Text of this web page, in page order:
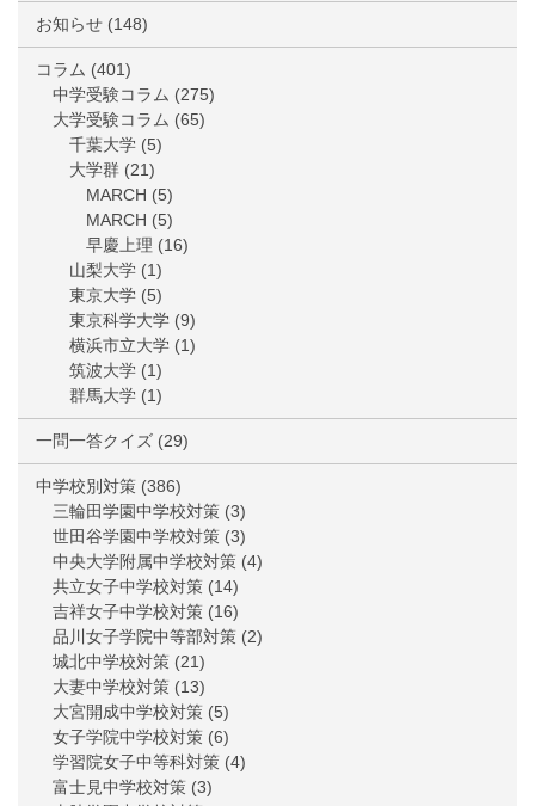
お知らせ (148)
コラム (401)
中学受験コラム (275)
大学受験コラム (65)
千葉大学 (5)
大学群 (21)
MARCH (5)
MARCH (5)
早慶上理 (16)
山梨大学 (1)
東京大学 (5)
東京科学大学 (9)
横浜市立大学 (1)
筑波大学 (1)
群馬大学 (1)
一問一答クイズ (29)
中学校別対策 (386)
三輪田学園中学校対策 (3)
世田谷学園中学校対策 (3)
中央大学附属中学校対策 (4)
共立女子中学校対策 (14)
吉祥女子中学校対策 (16)
品川女子学院中等部対策 (2)
城北中学校対策 (21)
大妻中学校対策 (13)
大宮開成中学校対策 (5)
女子学院中学校対策 (6)
学習院女子中等科対策 (4)
富士見中学校対策 (3)